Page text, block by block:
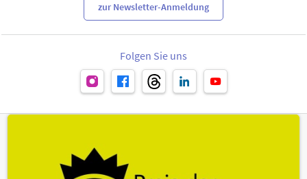
zur Newsletter-Anmeldung
Folgen Sie uns